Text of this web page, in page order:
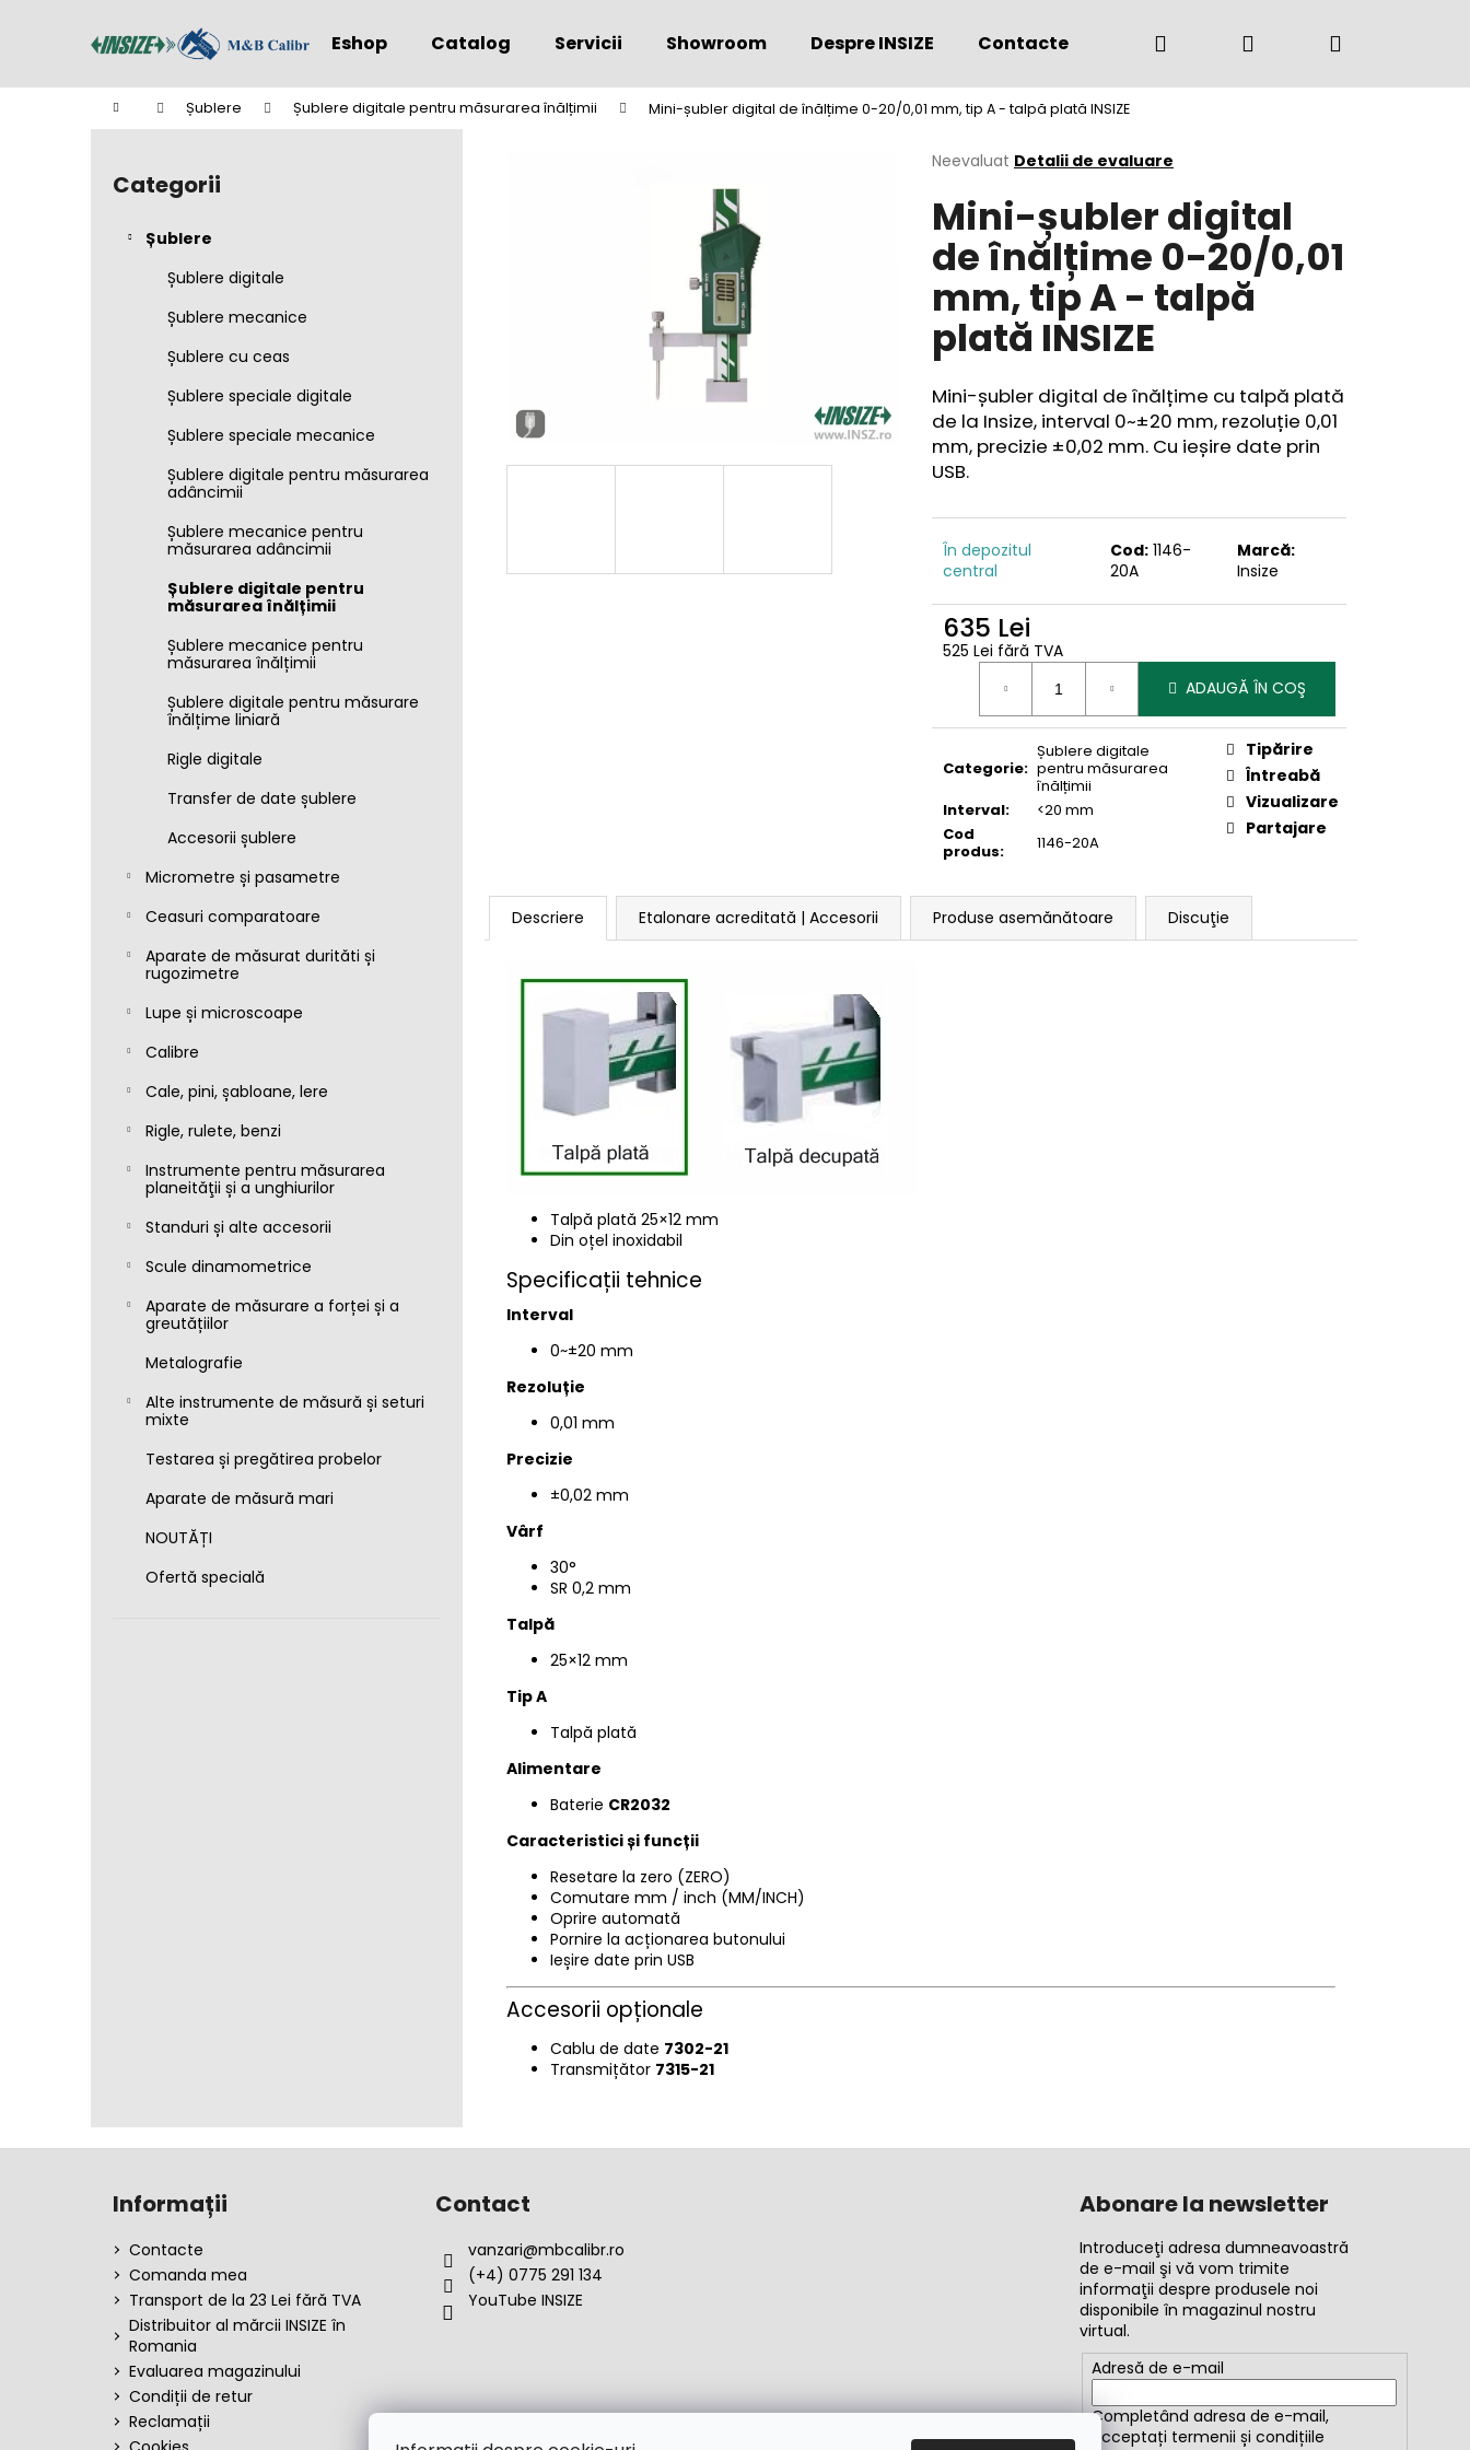
Eshop Catalog Servicii Showroom Despre INSIZE Contacte (+4) 0775 291 134
Căutare Autentificare
Acasă Șublere Șublere digitale pentru măsurarea înălțimii Mini-șubler digital de înălțime 0-20/0,01 mm, tip A - talpă plată INSIZE
B
Sari
Categorii
Șublere
Șublere digitale
Șublere mecanice
Șublere cu ceas
Șublere speciale digitale
Șublere speciale mecanice
Șublere digitale pentru măsurarea
adâncimii
Șublere mecanice pentru
măsurarea adâncimii
Șublere digitale pentru
măsurarea înălțimii
Șublere mecanice pentru
măsurarea înălțimii
Șublere digitale pentru măsurare
înălțime liniară
Rigle digitale
Transfer de date șublere
Accesorii șublere
Micrometre și pasametre
Ceasuri comparatoare
Aparate de măsurat durităti și
rugozimetre
Lupe și microscoape
Calibre
Cale, pini, șabloane, lere
Rigle, rulete, benzi
Instrumente pentru măsurarea
planeităţii și a unghiurilor
Standuri și alte accesorii
Scule dinamometrice
Aparate de măsurare a forței și a
greutățiilor
Metalografie
Alte instrumente de măsură și seturi
mixte
Testarea și pregătirea probelor
Aparate de măsură mari
NOUTĂȚI
Ofertă specială
Evaluarea
a
produsului
este
0,0
din
5
stele.
Neevaluat Detalii de evaluare
Mini-șubler digital
de înălțime 0-20/0,01
mm, tip A - talpă
plată INSIZE
Mini-șubler digital de înălțime cu talpă plată
de la Insize, interval 0~±20 mm, rezoluție 0,01
mm, precizie ±0,02 mm. Cu ieșire date prin
USB.
În depozitul
central
Cod: 1146-
20A
Marcă:
Insize
635 Lei
525 Lei fără TVA
Evaluare
ADAUGĂ ÎN COŞ
Categorie:
Șublere digitale
pentru măsurarea
înălțimii
Interval:
<20 mm
Cod
produs: 1146-20A
Tipărire
Întreabă
Vizualizare
Partajare
Descriere Etalonare acreditată | Accesorii Produse asemănătoare Discuţie
Talpă plată 25×12 mm
Din oțel inoxidabil
Specificații tehnice
Interval
0~±20 mm
Rezoluție
0,01 mm
Precizie
±0,02 mm
Vârf
30°
SR 0,2 mm
Talpă
25×12 mm
Tip A
Talpă plată
Alimentare
Baterie CR2032
Caracteristici și funcții
Resetare la zero (ZERO)
Comutare mm / inch (MM/INCH)
Oprire automată
Pornire la acționarea butonului
Ieșire date prin USB
Accesorii opționale
Cablu de date 7302-21
Transmițător 7315-21
Înapoi
la
Înapoi
la
Ce căutaţi?
Vă recomandăm
Informații
Contacte
Comanda mea
Transport de la 23 Lei fără TVA
Distribuitor al mărcii INSIZE în
Romania
Evaluarea magazinului
Condiții de retur
Reclamații
Contact
vanzari@mbcalibr.ro
(+4) 0775 291 134
YouTube INSIZE
Abonare la newsletter
Introduceţi adresa dumneavoastră
de e-mail şi vă vom trimite
informaţii despre produsele noi
disponibile în magazinul nostru
virtual.
Adresă de e-mail
Completând adresa de e-mail,
acceptați termenii și condițiile